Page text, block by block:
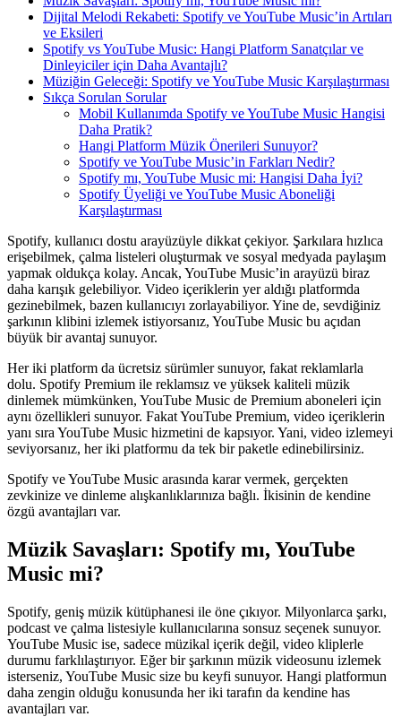
Dijital Melodi Rekabeti: Spotify ve YouTube Music’in Artıları
ve Eksileri
Spotify vs YouTube Music: Hangi Platform Sanatçılar ve
Dinleyiciler için Daha Avantajlı?
Müziğin Geleceği: Spotify ve YouTube Music Karşılaştırması
Sıkça Sorulan Sorular
Mobil Kullanımda Spotify ve YouTube Music Hangisi
Daha Pratik?
Hangi Platform Müzik Önerileri Sunuyor?
Spotify ve YouTube Music’in Farkları Nedir?
Spotify mı, YouTube Music mi: Hangisi Daha İyi?
Spotify Üyeliği ve YouTube Music Aboneliği
Karşılaştırması
Spotify, kullanıcı dostu arayüzüyle dikkat çekiyor. Şarkılara hızlıca
erişebilmek, çalma listeleri oluşturmak ve sosyal medyada paylaşım
yapmak oldukça kolay. Ancak, YouTube Music’in arayüzü biraz
daha karışık gelebiliyor. Video içeriklerin yer aldığı platformda
gezinebilmek, bazen kullanıcıyı zorlayabiliyor. Yine de, sevdiğiniz
şarkının klibini izlemek istiyorsanız, YouTube Music bu açıdan
büyük bir avantaj sunuyor.
Her iki platform da ücretsiz sürümler sunuyor, fakat reklamlarla
dolu. Spotify Premium ile reklamsız ve yüksek kaliteli müzik
dinlemek mümkünken, YouTube Music de Premium aboneleri için
aynı özellikleri sunuyor. Fakat YouTube Premium, video içeriklerin
yanı sıra YouTube Music hizmetini de kapsıyor. Yani, video izlemeyi
seviyorsanız, her iki platformu da tek bir paketle edinebilirsiniz.
Spotify ve YouTube Music arasında karar vermek, gerçekten
zevkinize ve dinleme alışkanlıklarınıza bağlı. İkisinin de kendine
özgü avantajları var.
Müzik Savaşları: Spotify mı, YouTube
Music mi?
Spotify, geniş müzik kütüphanesi ile öne çıkıyor. Milyonlarca şarkı,
podcast ve çalma listesiyle kullanıcılarına sonsuz seçenek sunuyor.
YouTube Music ise, sadece müzikal içerik değil, video kliplerle
durumu farklılaştırıyor. Eğer bir şarkının müzik videosunu izlemek
isterseniz, YouTube Music size bu keyfi sunuyor. Hangi platformun
daha zengin olduğu konusunda her iki tarafın da kendine has
avantajları var.